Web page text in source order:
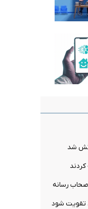
شد
رسانه
تقویت شود